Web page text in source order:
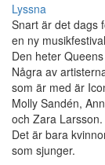
Lyssna
Snart är det dags
en ny
Den heter
Några av
som är med är
Molly Sandén,
och Zara Larsson.
Det är bara
som sjunger.